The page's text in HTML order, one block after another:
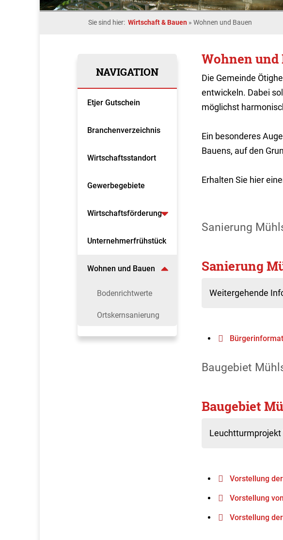
Sie sind hier: Wirtschaft & Bauen » Wohnen und Bauen
NAVIGATION
Etjer Gutschein
Branchenverzeichnis
Wirtschaftsstandort
Gewerbegebiete
Wirtschaftsförderung
Unternehmerfrühstück
Wohnen und Bauen
Bodenrichtwerte
Ortskernsanierung
Wohnen und
Die Gemeinde
entwickeln. Dabei
möglichst
Ein besonderes
Bauens, auf den
Erhalten Sie hier
Sanierung
Sanierung
Weitergehende
Baugebiet
Baugebiet
Leuchtturmprojekt
Vorstellung
Vorstellung
Vorstellung